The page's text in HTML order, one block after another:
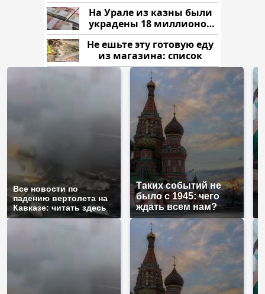
Кавказе: смотреть
На Урале из казны были
украдены 18 миллионов
рублей
Не ешьте эту готовую еду
из магазина: список
Все новости по
падению вертолета на
Кавказе: читать здесь
Таких событий не
было с 1945: чего
ждать всем нам?